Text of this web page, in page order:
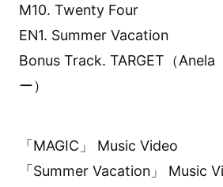
M10. Twenty Four
EN1. Summer Vacation
Bonus Track. TARGET（Anela
ー）
「MAGIC」 Music Video
「Summer Vacation」 Music